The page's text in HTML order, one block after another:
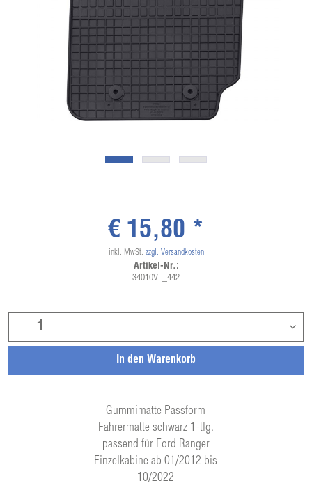
Gummimatte Passform
Fahrermatte schwarz 1-tlg.
passend für Ford Ranger
Einzelkabine ab 01/2012 bis
10/2022
In den Warenkorb
€ 15,80 *
inkl. MwSt. zzgl. Versandkosten
Artikel-Nr.:
34010VL_442